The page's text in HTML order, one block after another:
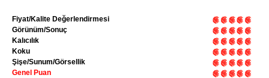
Fiyat/Kalite Değerlendirmesi
Görünüm/Sonuç
Kalıcılık
Koku
Şişe/Sunum/Görsellik
Genel Puan